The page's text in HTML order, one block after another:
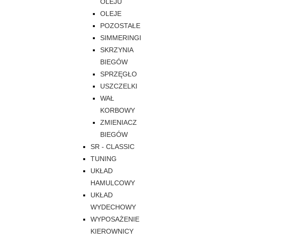
OLEJU
OLEJE
POZOSTAŁE
SIMMERINGI
SKRZYNIA
BIEGÓW
SPRZĘGŁO
USZCZELKI
WAŁ
KORBOWY
ZMIENIACZ
BIEGÓW
SR - CLASSIC
TUNING
UKŁAD
HAMULCOWY
UKŁAD
WYDECHOWY
WYPOSAŻENIE
KIEROWNICY